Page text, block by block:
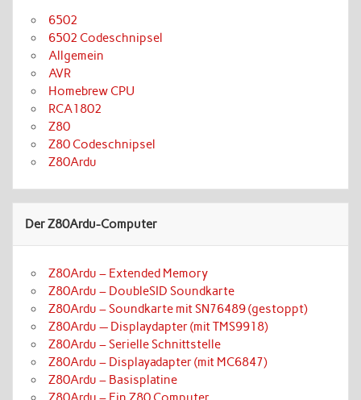
6502
6502 Codeschnipsel
Allgemein
AVR
Homebrew CPU
RCA1802
Z80
Z80 Codeschnipsel
Z80Ardu
Der Z80Ardu-Computer
Z80Ardu – Extended Memory
Z80Ardu – DoubleSID Soundkarte
Z80Ardu – Soundkarte mit SN76489 (gestoppt)
Z80Ardu — Displaydapter (mit TMS9918)
Z80Ardu – Serielle Schnittstelle
Z80Ardu – Displayadapter (mit MC6847)
Z80Ardu – Basisplatine